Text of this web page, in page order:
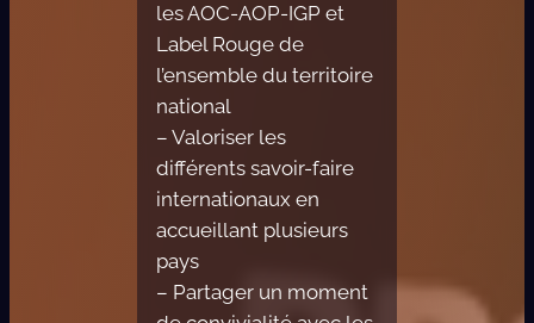
les AOC-AOP-IGP et
Label Rouge de
l’ensemble du territoire
national
– Valoriser les
différents savoir-faire
internationaux en
accueillant plusieurs
pays
– Partager un moment